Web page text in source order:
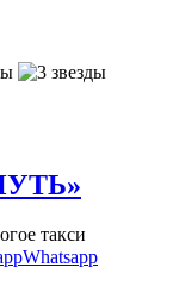
такси
Whatsapp